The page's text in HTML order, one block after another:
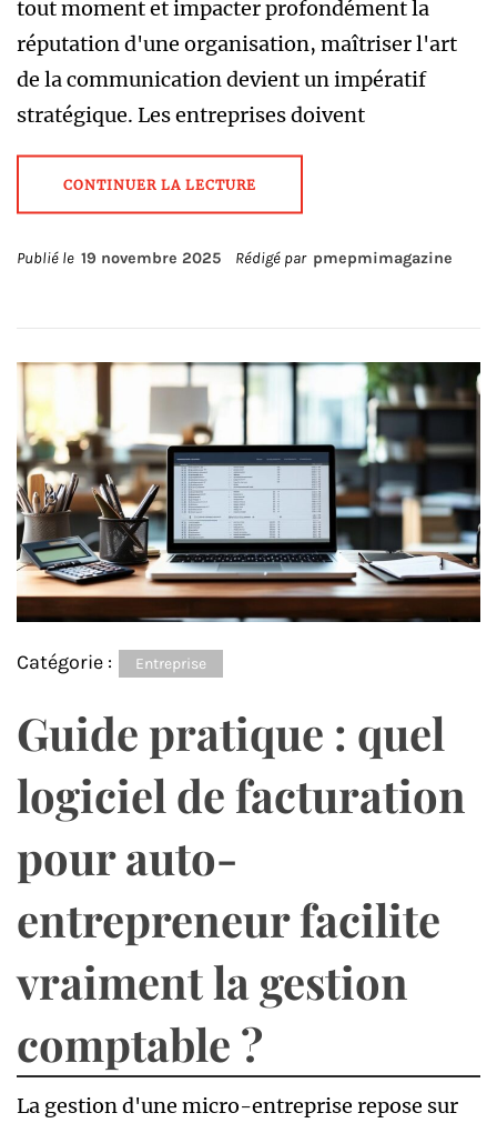
tout moment et impacter profondément la
réputation d'une organisation, maîtriser l'art
de la communication devient un impératif
stratégique. Les entreprises doivent
CONTINUER LA LECTURE
Publié le 19 novembre 2025 Rédigé par pmepmimagazine
Catégorie : Entreprise
Guide pratique : quel
logiciel de facturation
pour auto-
entrepreneur facilite
vraiment la gestion
comptable ?
La gestion d'une micro-entreprise repose sur